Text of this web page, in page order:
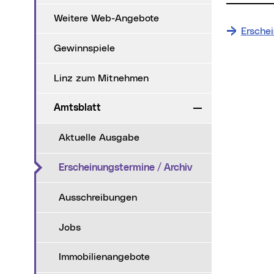
Weitere Web-Angebote
Gewinnspiele
Linz zum Mitnehmen
Amtsblatt Zuklappen
Aktuelle Ausgabe
Erscheinungstermine / Archiv(aktueller
Ausschreibungen
Jobs
Immobilienangebote